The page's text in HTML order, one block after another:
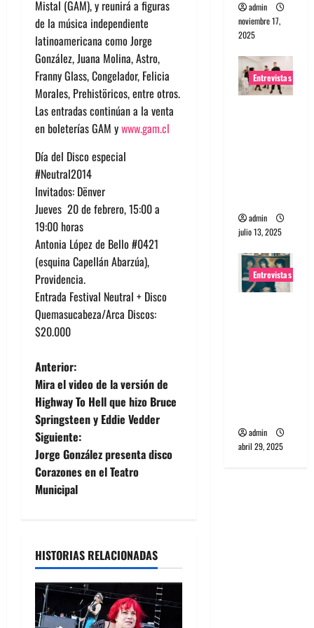
Mistal (GAM), y reunirá a figuras
de la música independiente
latinoamericana como Jorge
González, Juana Molina, Astro,
Franny Glass, Congelador, Felicia
Morales, Prehistöricos, entre otros.
Las entradas continúan a la venta
en boleterías GAM ywww.gam.cl
Día del Disco especial
#Neutral2014
Invitados: Dënver
Jueves 20 de febrero, 15:00 a
19:00 horas
Antonia López de Bello #0421
(esquina Capellán Abarzúa),
Providencia.
Entrada Festival Neutral + Disco
Quemasucabeza/Arca Discos:
$20.000
N
a
v
e
g
c
i
ó
Anterior:
Mira el video de la versión de
Highway To Hell que hizo Bruce
Springsteen y Eddie Vedder
Siguiente:
Jorge González presenta disco
Corazones en el Teatro
Municipal
HISTORIAS RELACIONADAS
admin
noviembre 17,
2025
Entrevistas
admin
julio 13, 2025
Entrevistas
admin
abril 29, 2025